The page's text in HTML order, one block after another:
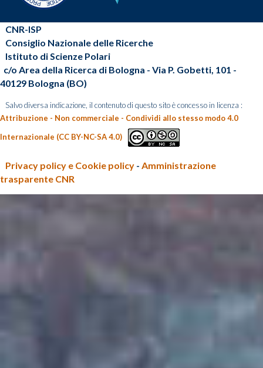
CNR-ISP
Consiglio Nazionale delle Ricerche
Istituto di Scienze Polari
c/o Area della Ricerca di Bologna - Via P. Gobetti, 101 -
40129 Bologna (BO)
Salvo diversa indicazione, il contenuto di questo sito è concesso in licenza :
Attribuzione - Non commerciale - Condividi allo stesso modo 4.0
Internazionale (CC BY-NC-SA 4.0)
Privacy policy e Cookie policy - Amministrazione
trasparente CNR